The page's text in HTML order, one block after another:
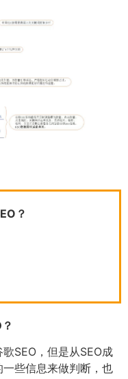
？
SEO，但是从SEO成
些信息来做判断，也